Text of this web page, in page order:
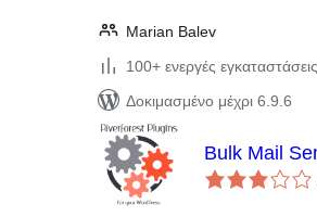
Marian Balev
100+ ενεργές εγκαταστάσεις
Δοκιμασμένο μέχρι 6.9.6
Bulk Mail